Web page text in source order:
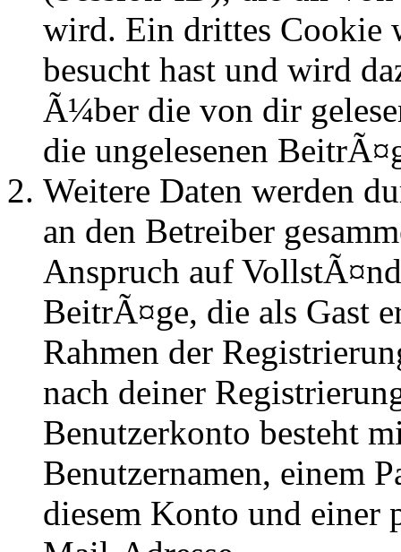
wird. Ein drittes Cookie
besucht hast und wird
Ã¼ber die von dir
die ungelesenen
Weitere Daten werden
an den Betreiber
Anspruch auf
BeitrÃ¤ge, die als Gast
Rahmen der
nach deiner
Benutzerkonto besteht
Benutzernamen, einem
diesem Konto und